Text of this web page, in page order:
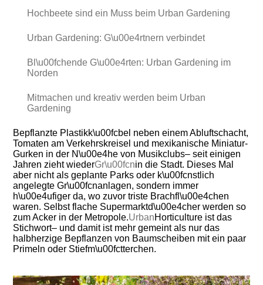
Hochbeete sind ein Muss beim Urban Gardening
Urban Gardening: G\u00e4rtnern verbindet
Bl\u00fchende G\u00e4rten: Urban Gardening im
Norden
Mitmachen und kreativ werden beim Urban
Gardening
Bepflanzte Plastikk\u00fcbel neben einem Abluftschacht,
Tomaten am Verkehrskreisel und mexikanische Miniatur-
Gurken in der N\u00e4he von Musikclubs– seit einigen
Jahren zieht wiederGr\u00fcnin die Stadt. Dieses Mal
aber nicht als geplante Parks oder k\u00fcnstlich
angelegte Gr\u00fcnanlagen, sondern immer
h\u00e4ufiger da, wo zuvor triste Brachfl\u00e4chen
waren. Selbst flache Supermarktd\u00e4cher werden so
zum Acker in der Metropole.UrbanHorticulture ist das
Stichwort– und damit ist mehr gemeint als nur das
halbherzige Bepflanzen von Baumscheiben mit ein paar
Primeln oder Stiefm\u00fctterchen.